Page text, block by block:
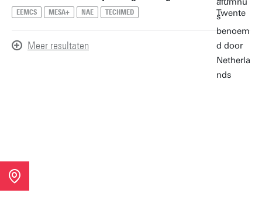
EEMCS MESA+ NAE TECHMED
Meer resultaten